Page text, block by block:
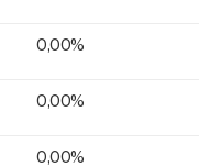
0,00%
0,00%
0,00%